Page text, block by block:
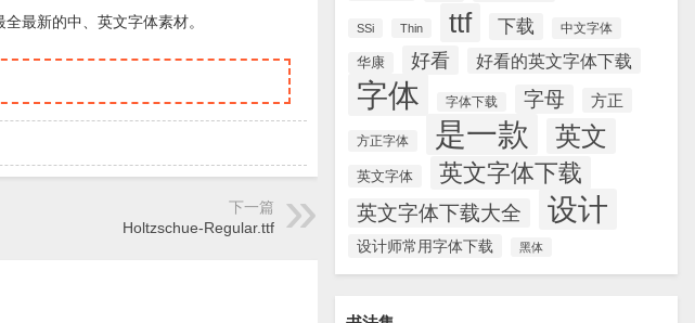
SSi Thin ttf 下载 中文字体
华康 好看 好看的英文字体下载
字体 字体下载 字母 方正
方正字体 是一款 英文
英文字体 英文字体下载
英文字体下载大全 设计
设计师常用字体下载 黑体
最新的中、英文字体素材。
下一篇
Holtzschue-Regular.ttf